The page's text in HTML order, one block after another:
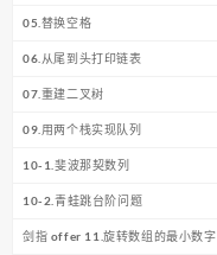
05.替换空格
06.从尾到头打印链表
07.重建二叉树
09.用两个栈实现队列
10-1.斐波那契数列
10-2.青蛙跳台阶问题
剑指 offer 11.旋转数组的最小数字